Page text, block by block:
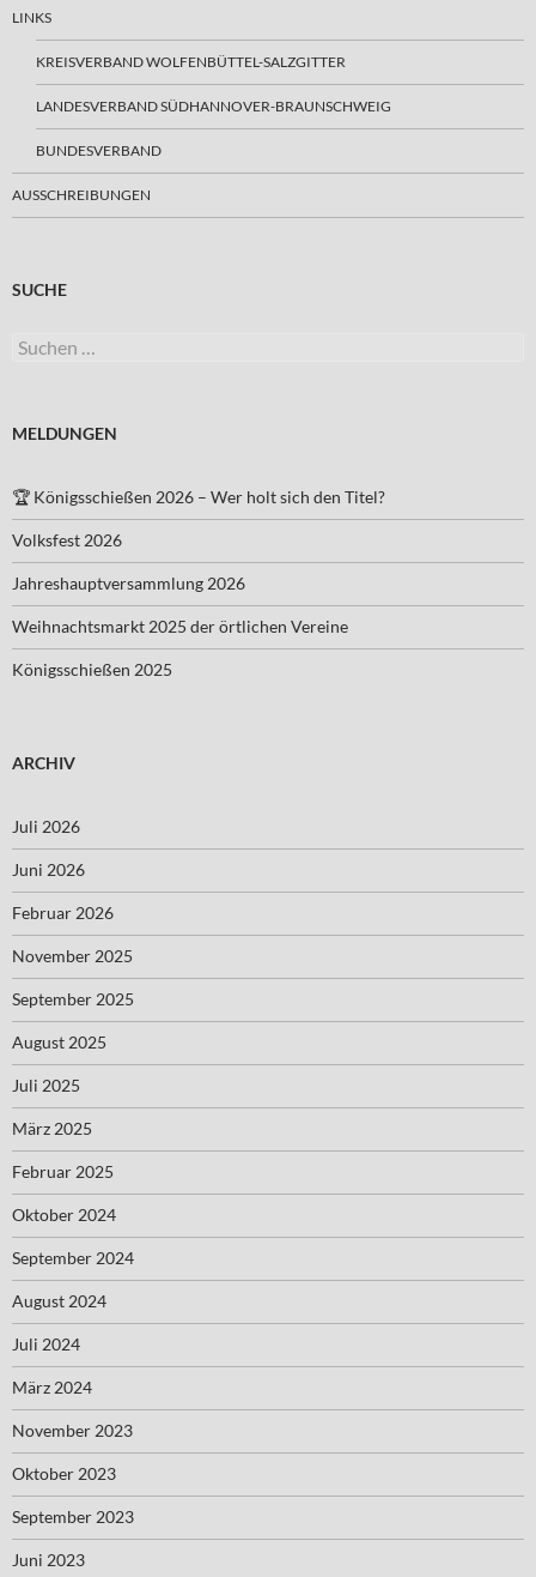
LINKS
KREISVERBAND WOLFENBÜTTEL-SALZGITTER
LANDESVERBAND SÜDHANNOVER-BRAUNSCHWEIG
BUNDESVERBAND
AUSSCHREIBUNGEN
SUCHE
Suchen
MELDUNGEN
🏆 Königsschießen 2026 – Wer holt sich den Titel?
Volksfest 2026
Jahreshauptversammlung 2026
Weihnachtsmarkt 2025 der örtlichen Vereine
Königsschießen 2025
ARCHIV
Juli 2026
Juni 2026
Februar 2026
November 2025
September 2025
August 2025
Juli 2025
März 2025
Februar 2025
Oktober 2024
September 2024
August 2024
Juli 2024
März 2024
November 2023
Oktober 2023
September 2023
Juni 2023